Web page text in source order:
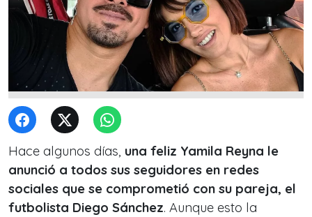
Hace algunos días, una feliz Yamila Reyna le
anunció a todos sus seguidores en redes
sociales que se comprometió con su pareja, el
futbolista Diego Sánchez. Aunque esto la